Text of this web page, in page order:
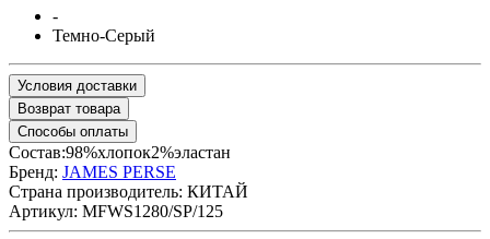
-
Темно-Серый
Условия доставки
Возврат товара
Способы оплаты
Состав:98%хлопок2%эластан
Бренд: JAMES PERSE
Страна производитель: КИТАЙ
Артикул: MFWS1280/SP/125